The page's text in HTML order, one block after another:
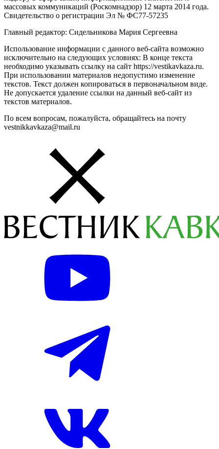
массовых коммуникаций (Роскомнадзор) 12 марта 2014 года.
Свидетельство о регистрации Эл № ФС77-57235
Главный редактор: Сидельникова Мария Сергеевна
Использование информации с данного веб-сайта возможно
исключительно на следующих условиях: В конце текста
необходимо указывать ссылку на сайт https://vestikavkaza.ru.
При использовании материалов недопустимо изменение
текстов. Текст должен копироваться в первоначальном виде.
Не допускается удаление ссылки на данный веб-сайт из
текстов материалов.
По всем вопросам, пожалуйста, обращайтесь на почту
vestnikkavkaza@mail.ru